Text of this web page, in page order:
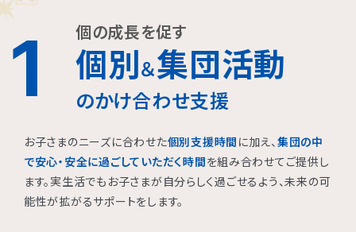
1 個の成長を促す
個別＆集団活動
のかけ合わせ支援
お子さまのニーズに合わせた個別支援時間 に加え、 集団の中
で安心・安全に過ごしていただく時間を組み合わせてご提供し
ます。実生活でもお子さまが自分らしく過ごせるよう、未来の可
能性が拡がるサポートをします。